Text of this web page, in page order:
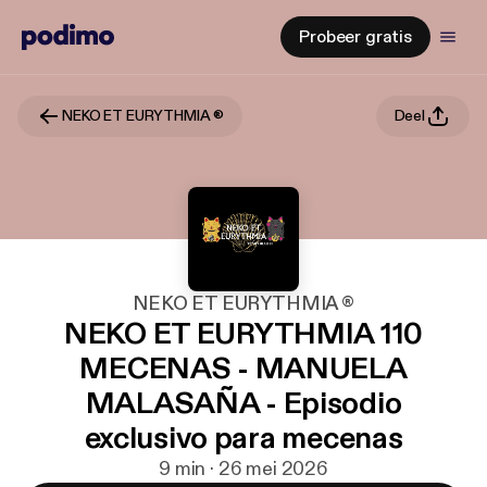
Probeer gratis
NEKO ET EURYTHMIA ® Deel
NEKO ET EURYTHMIA ®
NEKO ET EURYTHMIA 110
MECENAS - MANUELA
MALASAÑA - Episodio
exclusivo para mecenas
9 min · 26 mei 2026